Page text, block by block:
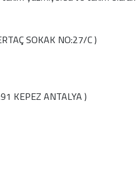
SOKAK NO:27/C )
KEPEZ ANTALYA )